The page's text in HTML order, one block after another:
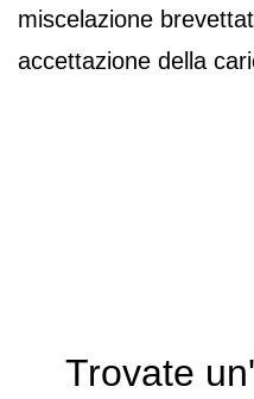
miscelazione
accettazione della
Trovate